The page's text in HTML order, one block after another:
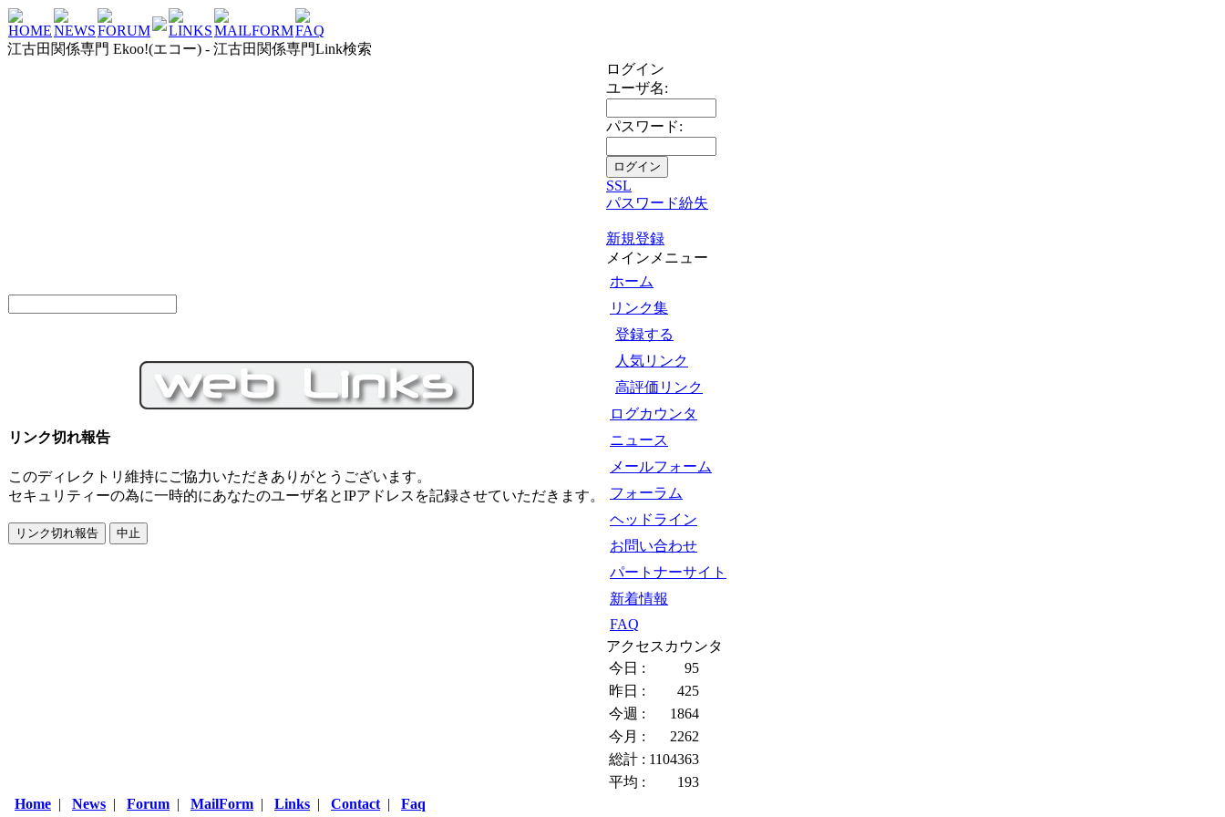
HOMENEWSFORUM LINKSMAILFORMFAQ
江古田関係専門 Ekoo!(エコー) - 江古田関係専門Link検索
リンク切れ報告
このディレクトリ維持にご協力いただきありがとうございます。
セキュリティーの為に一時的にあなたのユーザ名とIPアドレスを記録させていただきます。
ログイン
ユーザ名:
パスワード:
SSL
パスワード紛失
新規登録
メインメニュー
ホーム
リンク集
登録する
人気リンク
高評価リンク
ログカウンタ
ニュース
メールフォーム
フォーラム
ヘッドライン
お問い合わせ
パートナーサイト
新着情報
FAQ
アクセスカウンタ
今日 :
95
昨日 :
425
今週 :
1864
今月 :
2262
総計 : 1104363
平均 :
193
Home | News | Forum | MailForm | Links | Contact | Faq